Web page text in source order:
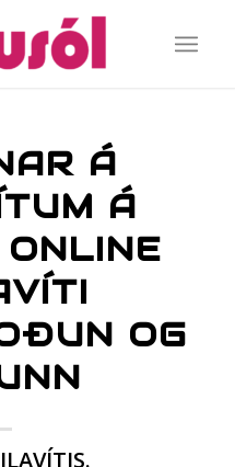
Á
Á
OG